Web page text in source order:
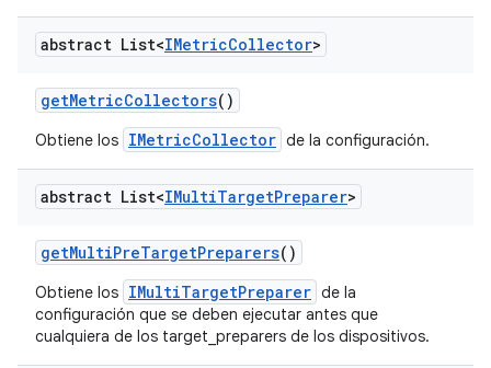
abstract List<IMetricCollector>
getMetricCollectors()
Obtiene los IMetricCollector de la configuración.
abstract List<IMultiTargetPreparer>
getMultiPreTargetPreparers()
Obtiene los IMultiTargetPreparer de la
configuración que se deben ejecutar antes que
cualquiera de los target_preparers de los dispositivos.